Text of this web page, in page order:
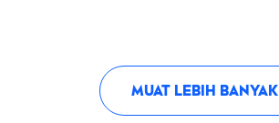
MUAT LEBIH BANYAK